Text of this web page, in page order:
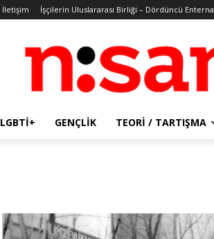
İletişim İşçilerin Uluslararası Birliği – Dördüncü
LGBTİ+ GENÇLIK TEORI / TARTIŞMA